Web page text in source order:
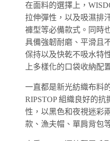
在面料的選擇上，
拉伸彈性，以及吸濕排
褲型等必備款式。同時
具備強韌耐磨、平滑且
保持以及快乾不吸水特
上多樣化的口袋收納配
一直都是新光紡織布料
RIPSTOP 組織良好的
性，以黑色和夜視迷彩
款、漁夫帽、單肩背包